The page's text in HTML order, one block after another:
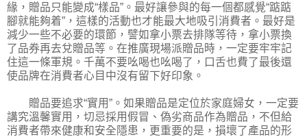
緣，贈品只能變成“樣品”。最好讓參與的每一個都感覺“踮踮
腳就能夠着”，這樣的活動也才能最大地吸引消費者。最好是
減少一些不必要的環節，譬如拿小票去排隊等待，拿小票換
了品券再去兌贈品等。在推廣現場派贈品時，一定要牢牢記
住這一條軍規。千萬不要吆喝也吆喝了，口舌也費了最後還
使品牌在消費者心目中沒有留下好印象。
贈品要追求“實用”。如果贈品是定位於家庭婦女，一定要
講究溫馨實用，切忌採用假冒、偽劣商品作為贈品，不但給
消費者帶來健康和安全隱患，更重要的是，損壞了產品的形